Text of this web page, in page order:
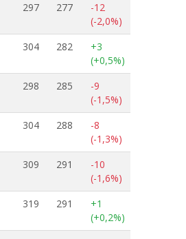
297 277
-12
(-2,0%)
304 282
+3
(+0,5%)
298 285
-9
(-1,5%)
304 288
-8
(-1,3%)
309 291
-10
(-1,6%)
319 291
+1
(+0,2%)